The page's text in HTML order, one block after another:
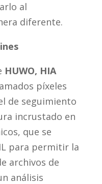
al
diferente.
HUWO, HIA
píxeles
de seguimiento
incrustado en
que se
para permitir la
archivos de
análisis